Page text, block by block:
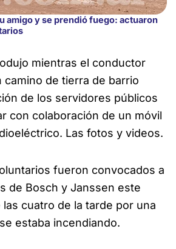
amigo y se prendió fuego: actuaron
mientras el conductor
camino de tierra de barrio
de los servidores públicos
con colaboración de un móvil
Las fotos y videos.
fueron convocados a
de Bosch y Janssen este
cuatro de la tarde por una
estaba incendiando.